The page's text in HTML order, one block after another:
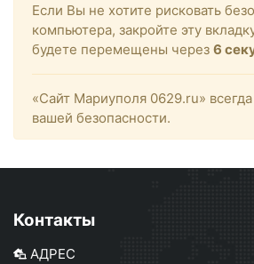
Если Вы не хотите рисковать
компьютера, закройте эту
будете перемещены через 6
«Сайт Мариуполя 0629.ru» всегда
вашей безопасности.
Контакты
АДРЕС